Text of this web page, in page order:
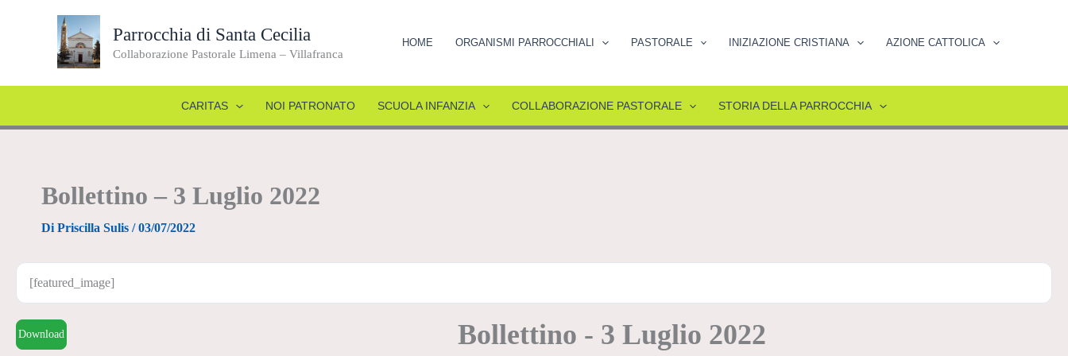
Parrocchia di Santa Cecilia
Collaborazione Pastorale Limena – Villafranca
HOME ORGANISMI PARROCCHIALI PASTORALE INIZIAZIONE CRISTIANA AZIONE CATTOLICA
CARITAS NOI PATRONATO SCUOLA INFANZIA COLLABORAZIONE PASTORALE STORIA DELLA PARROCCHIA
Bollettino – 3 Luglio 2022
Di Priscilla Sulis /03/07/2022
[featured_image]
Download Bollettino - 3 Luglio 2022